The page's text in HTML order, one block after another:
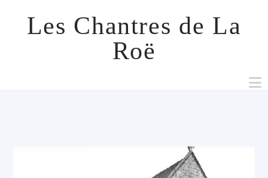
Les Chantres de La
Roë